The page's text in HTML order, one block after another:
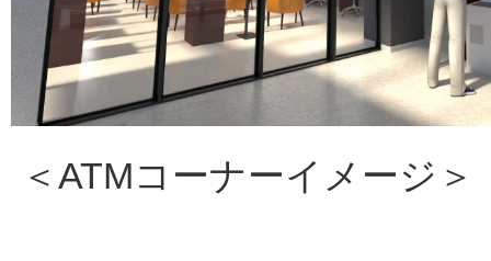
＜ATMコーナーイメージ＞